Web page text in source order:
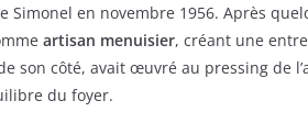
Simonel en novembre 1956. Après
artisan menuisier, créant une
son côté, avait œuvré au pressing de
du foyer.